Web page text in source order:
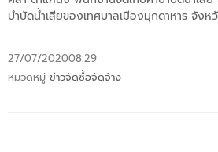
บำบัดน้ำเสียของเทศบาลเมืองมุกดาหาร จังห
27/07/202008:29
หมวดหมู่ ข่าวจัดซื้อจัดจ้าง